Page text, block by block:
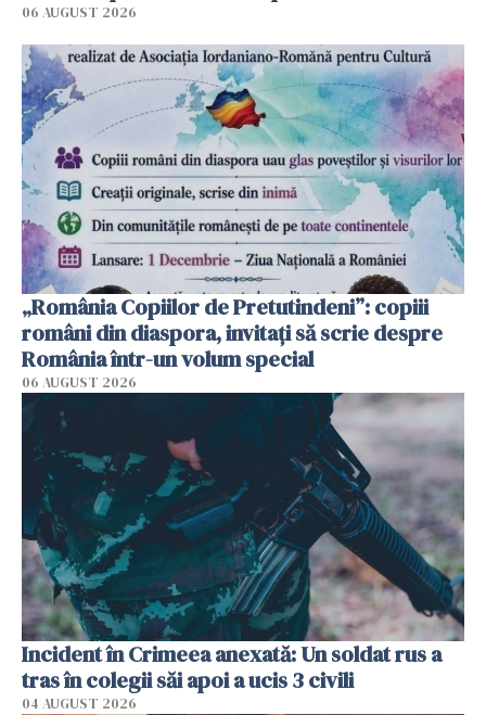
06 AUGUST 2026
„România Copiilor de Pretutindeni”: copiii
români din diaspora, invitați să scrie despre
România într-un volum special
06 AUGUST 2026
Incident în Crimeea anexată: Un soldat rus a
tras în colegii săi apoi a ucis 3 civili
04 AUGUST 2026